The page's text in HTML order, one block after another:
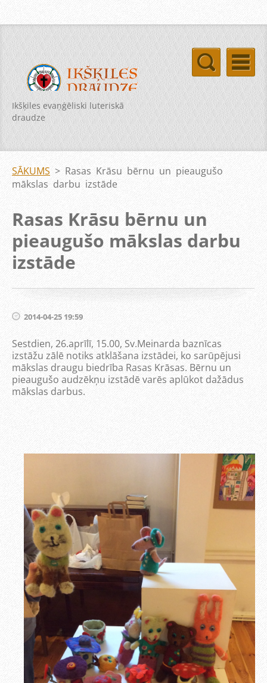
Ikšķiles evaņģēliski luteriskā
draudze
SĀKUMS > Rasas Krāsu bērnu un pieaugušo
mākslas darbu izstāde
Rasas Krāsu bērnu un
pieaugušo mākslas darbu
izstāde
2014-04-25 19:59
Sestdien, 26.aprīlī, 15.00, Sv.Meinarda baznīcas
izstāžu zālē notiks atklāšana izstādei, ko sarūpējusi
mākslas draugu biedrība Rasas Krāsas. Bērnu un
pieaugušo audzēkņu izstādē varēs aplūkot dažādus
mākslas darbus.